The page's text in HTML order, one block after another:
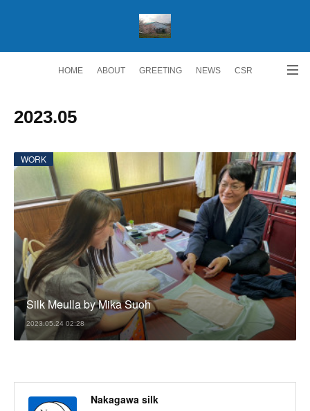
HOME ABOUT GREETING NEWS CSR
2023.05
WORK
Silk Meulla by Mika Suoh
2023.05.24 02:28
Nakagawa silk